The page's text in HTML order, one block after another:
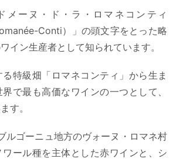
メーヌ・ド・ラ・ロマネコンティ
Conti）」の頭文字をとった略
イン生産者として知られています。
特級畑「ロマネコンティ」から生ま
で最も高価なワインの一つとして、
す。
ルゴーニュ地方のヴォーヌ・ロマネ村
ール種を主体とした赤ワインと、シ